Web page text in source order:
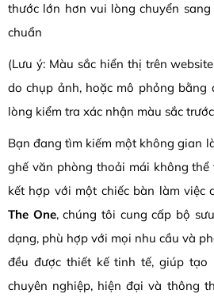
thước lớn hơn vui lòng chuyển
chuẩn
(Lưu ý: Màu sắc hiển thị trên
do chụp ảnh, hoặc mô phỏng bằng
lòng kiểm tra xác nhận màu sắc
Bạn đang tìm kiếm một không gian
ghế văn phòng thoải mái không thể
kết hợp với một chiếc bàn làm việc
The One, chúng tôi cung cấp bộ
dạng, phù hợp với mọi nhu cầu và
đều được thiết kế tinh tế, giúp tạo
chuyên nghiệp, hiện đại và thông